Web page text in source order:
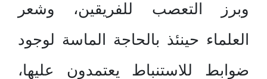
وبرز التعصب للفريقين، وشعر
العلماء حينئذ بالحاجة الماسة لوجود
ضوابط للاستنباط يعتمدون عليها،